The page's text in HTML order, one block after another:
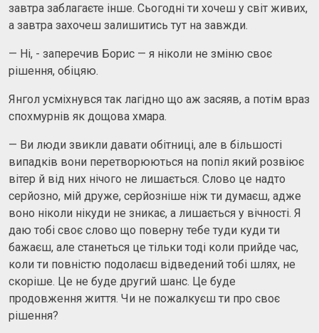
завтра заблагаєте інше. Сьогодні ти хочеш у світ живих,
а завтра захочеш залишитись тут на завжди.
— Ні, - заперечив Борис — я ніколи не зміню своє
рішення, обіцяю.
Янгол усміхнувся так лагідно що аж засяяв, а потім враз
спохмурнів як дощова хмара.
— Ви люди звикли давати обітниці, але в більшості
випадків вони перетворюються на попіл який розвіює
вітер й від них нічого не лишається. Слово це надто
серйозно, мій друже, серйозніше ніж ти думаєш, адже
воно ніколи нікуди не зникає, а лишається у вічності. Я
даю тобі своє слово що поверну тебе туди куди ти
бажаєш, але станеться це тільки тоді коли прийде час,
коли ти повністю подолаєш відведений тобі шлях, не
скоріше. Це не буде другий шанс. Це буде
продовження життя. Чи не пожалкуєш ти про своє
рішення?